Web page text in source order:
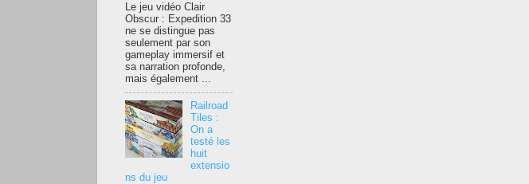
Le jeu vidéo Clair
Obscur : Expedition 33
ne se distingue pas
seulement par son
gameplay immersif et
sa narration profonde,
mais également ...
Railroad
Tiles :
On a
testé les
huit
extensio
ns du jeu